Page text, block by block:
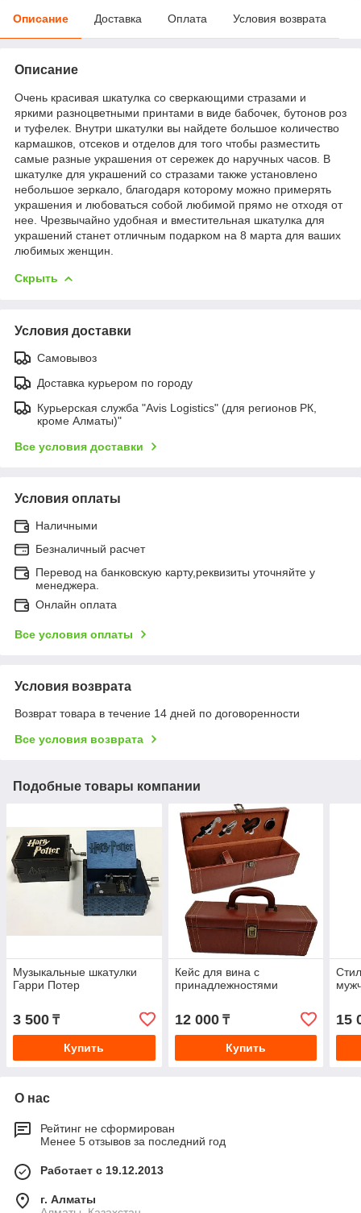
Описание Доставка Оплата Условия возврата
Описание
Очень красивая шкатулка со сверкающими стразами и
яркими разноцветными принтами в виде бабочек, бутонов роз
и туфелек. Внутри шкатулки вы найдете большое количество
кармашков, отсеков и отделов для того чтобы разместить
самые разные украшения от сережек до наручных часов. В
шкатулке для украшений со стразами также установлено
небольшое зеркало, благодаря которому можно примерять
украшения и любоваться собой любимой прямо не отходя от
нее. Чрезвычайно удобная и вместительная шкатулка для
украшений станет отличным подарком на 8 марта для ваших
любимых женщин.
Скрыть
Условия доставки
Самовывоз
Доставка курьером по городу
Курьерская служба "Avis Logistics" (для регионов РК,
кроме Алматы)"
Все условия доставки
Условия оплаты
Наличными
Безналичный расчет
Перевод на банковскую карту,реквизиты уточняйте у
менеджера.
Онлайн оплата
Все условия оплаты
Условия возврата
Возврат товара в течение 14 дней по договоренности
Все условия возврата
Подобные товары компании
Музыкальные шкатулки
Гарри Потер
3 500 ₸
Купить
Кейс для вина с
принадлежностями
12 000₸
Купить
15
О нас
Рейтинг не сформирован
Менее 5 отзывов за последний год
Работает с 19.12.2013
г. Алматы